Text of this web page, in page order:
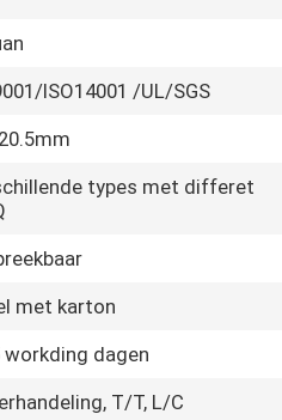
ISO14001 /UL/SGS
types met differet
met karton
workding dagen
T/T, L/C